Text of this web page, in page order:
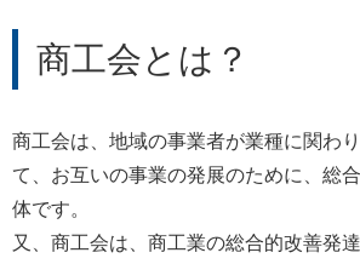
商工会とは？
商工会は、地域の事業者が業種に関わ
て、お互いの事業の発展のために、総
体です。
又、商工会は、商工業の総合的改善発